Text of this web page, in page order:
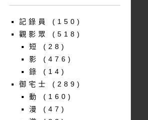
記錄員
(150)
觀影眾
(518)
短
(28)
影
(476)
錄
(14)
御宅士
(289)
動
(160)
漫
(47)